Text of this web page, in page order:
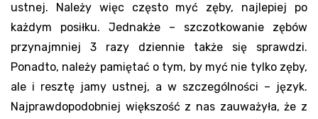
ustnej. Należy więc często myć zęby, najlepiej po
każdym posiłku. Jednakże – szczotkowanie zębów
przynajmniej 3 razy dziennie także się sprawdzi.
Ponadto, należy pamiętać o tym, by myć nie tylko zęby,
ale i resztę jamy ustnej, a w szczególności – język.
Najprawdopodobniej większość z nas zauważyła, że z